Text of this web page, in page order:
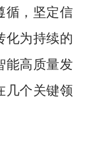
循，坚定信
化为持续的
能高质量发
几个关键领